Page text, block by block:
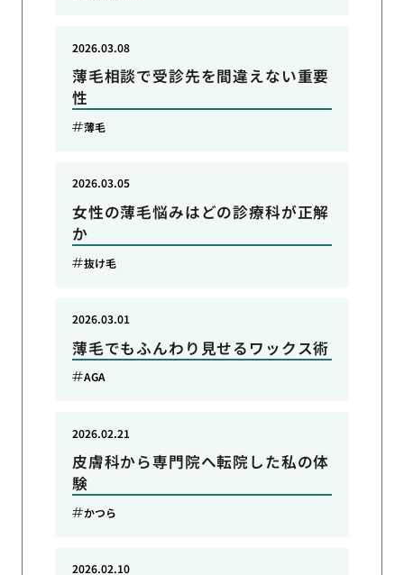
薄毛相談で受診先を間違えない重要
性
2026.03.08
薄毛
女性の薄毛悩みはどの診療科が正解
か
2026.03.05
抜け毛
薄毛でもふんわり見せるワックス術
2026.03.01
AGA
皮膚科から専門院へ転院した私の体
験
2026.02.21
かつら
2026.02.10